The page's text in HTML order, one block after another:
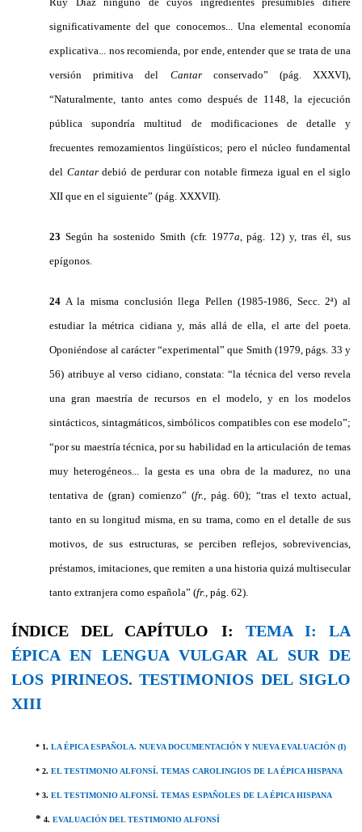
significativamente del que conocemos... Una elemental economía
explicativa... nos recomienda, por ende, entender que se trata de una
versión primitiva del Cantar conservado” (pág. XXXVI),
“Naturalmente, tanto antes como después de 1148, la ejecución
pública supondría multitud de modificaciones de detalle y
frecuentes remozamientos lingüísticos; pero el núcleo fundamental
del Cantardebió de perdurar con notable firmeza igual en el siglo
XII que en el siguiente” (pág. XXXVII).
23 Según ha sostenido Smith (cfr. 1977a , pág. 12) y, tras él, sus
epígonos.
24 A la misma conclusión llega Pellen (1985-1986, Secc. 2ª) al
estudiar la métrica cidiana y, más allá de ella, el arte del poeta.
Oponiéndose al carácter “experimental” que Smith (1979, págs. 33 y
56) atribuye al verso cidiano, constata: “la técnica del verso revela
una gran maestría de recursos en el modelo, y en los modelos
sintácticos, sintagmáticos, simbólicos compatibles con ese modelo”;
“por su maestría técnica, por su habilidad en la articulación de temas
muy heterogéneos... la gesta es una obra de la madurez, no una
tentativa de (gran) comienzo” (fr.
, pág. 60); “tras el texto actual,
tanto en su longitud misma, en su trama, como en el detalle de sus
motivos, de sus estructuras, se perciben reflejos, sobrevivencias,
préstamos, imitaciones, que remiten a una historia quizá multisecular
tanto extranjera como española” (fr. , pág. 62).
ÍNDICE DEL CAPÍTULO I: TEMA I: LA
ÉPICA EN LENGUA VULGAR AL SUR DE
LOS PIRINEOS. TESTIMONIOS DEL SIGLO
XIII
* 1. LA ÉPICA ESPAÑOLA. NUEVA DOCUMENTACIÓN Y NUEVA EVALUACIÓN (I)
* 2. EL TESTIMONIO ALFONSÍ. TEMAS CAROLINGIOS DE LA ÉPICA HISPANA
* 3. EL TESTIMONIO ALFONSÍ. TEMAS ESPAÑOLES DE LA ÉPICA HISPANA
* 4. EVALUACIÓN DEL TESTIMONIO ALFONSÍ